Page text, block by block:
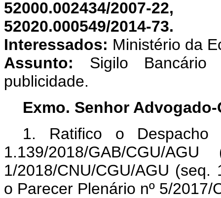
52000.002434/2007-
52020.000549/2014-73.
Interessados: Ministério da
Assunto: Sigilo
publicidade.
Exmo. Senhor
1. Ratifico o Despacho
1.139/2018/GAB/CGU/
1/2018/CNU/CGU/AGU
o Parecer Plenário nº 5/